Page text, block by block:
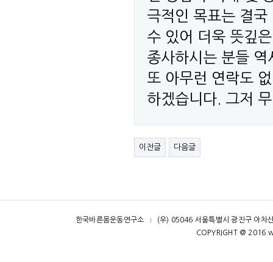
극적인 목표는 결
수 있어 더욱 뜻깊
종사하시는 분들
또 아무런 연락도
하겠습니다. 그저
이전글 다음글
한국바른몸운동연구소
(우) 05046 서울특별시 광진구 아차
COPYRIGHT @ 2016